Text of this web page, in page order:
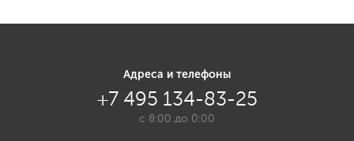
Адреса и телефоны
+7 495 134-83-25
с 8:00 до 0:00